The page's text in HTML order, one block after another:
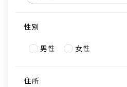
性別
男性 女性
住所